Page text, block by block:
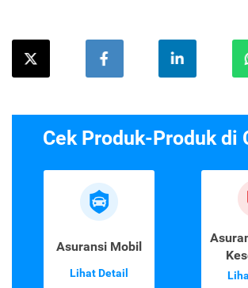
Cek Produk-Produk di
Asuransi Mobil
Lihat Detail